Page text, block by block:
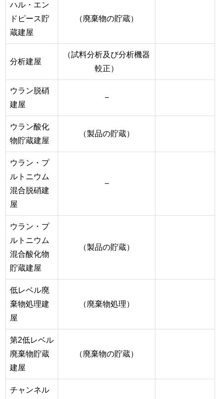
ハル・エン
ドピース貯
蔵建屋
（廃棄物の貯蔵）
分析建屋
（試料分析及び分析機器
較正）
ウラン脱硝
建屋
−
ウラン酸化
物貯蔵建屋
（製品の貯蔵）
ウラン・プ
ルトニウム
混合脱硝建
屋
−
ウラン・プ
ルトニウム
混合酸化物
貯蔵建屋
（製品の貯蔵）
低レベル廃
棄物処理建
屋
（廃棄物処理）
第2低レベル
廃棄物貯蔵
建屋
（廃棄物の貯蔵）
チャンネル